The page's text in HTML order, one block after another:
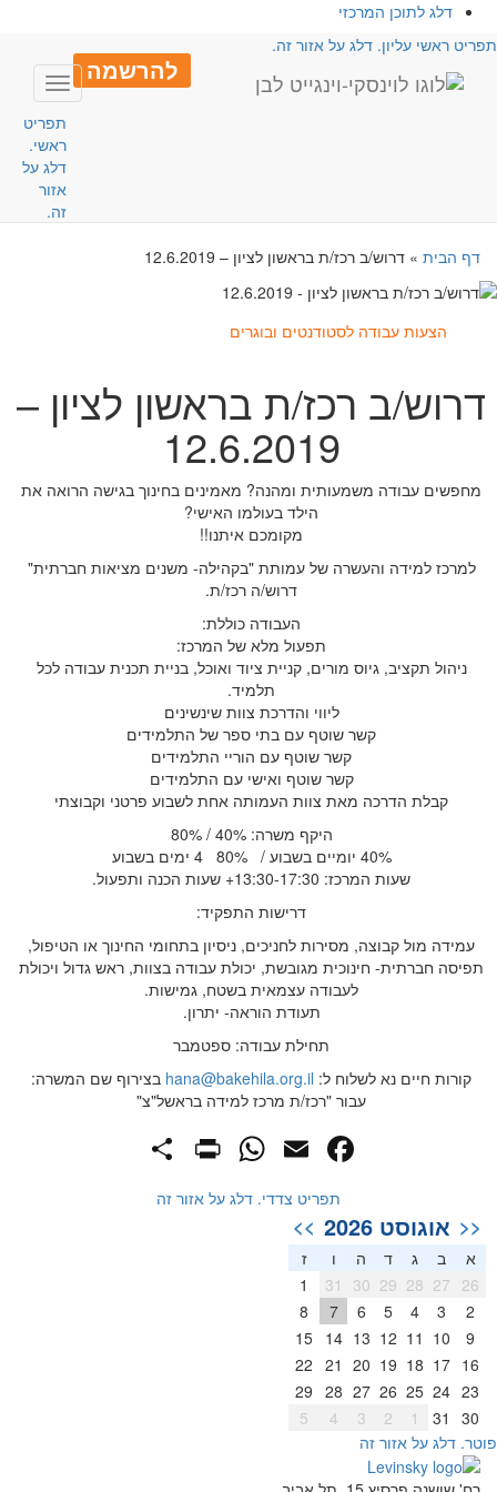
דלג לתוכן המרכזי
ראשי עליון. דלג על אזור זה.
להרשמה
Toggle
תפריט
ראשי.
דלג על
אזור
זה.
דף הבית» דרוש/ב רכז/ת בראשון לציון – 12.6.2019
הצעות עבודה לסטודנטים ובוגרים
דרוש/ב רכז/ת בראשון לציון –
12.6.2019
מחפשים עבודה משמעותית ומהנה? מאמינים בחינוך בגישה הרואה את
הילד בעולמו האישי?
מקומכם איתנו!!
למרכז למידה והעשרה של עמותת "בקהילה- משנים מציאות חברתית"
דרוש/ה רכז/ת.
העבודה כוללת:
תפעול מלא של המרכז:
ניהול תקציב, גיוס מורים, קניית ציוד ואוכל, בניית תכנית עבודה לכל
תלמיד.
ליווי והדרכת צוות שינשינים
קשר שוטף עם בתי ספר של התלמידים
קשר שוטף עם הוריי התלמידים
קשר שוטף ואישי עם התלמידים
קבלת הדרכה מאת צוות העמותה אחת לשבוע פרטני וקבוצתי
היקף משרה: 40% / 80%
40% יומיים בשבוע / 80% 4 ימים בשבוע
שעות המרכז: 13:30-17:30+ שעות הכנה ותפעול.
דרישות התפקיד:
עמידה מול קבוצה, מסירות לחניכים, ניסיון בתחומי החינוך או הטיפול,
תפיסה חברתית- חינוכית מגובשת, יכולת עבודה בצוות, ראש גדול ויכולת
לעבודה עצמאית בשטח, גמישות.
תעודת הוראה- יתרון.
תחילת עבודה: ספטמבר
קורות חיים נא לשלוח ל: hana@bakehila.org.ilבצירוף שם המשרה:
עבור "רכז/ת מרכז למידה בראשל"צ"
Facebook
Email
WhatsApp
תפריט צדדי. דלג על אזור זה
<< אוגוסט 2026 >>
א ב ג ד ה
ז
26
27
28
29
30
31
2
3
4
5
6
7
8
9
10
11
12
13
14
15
16
17
18
19
20
21
22
23
24
25
26
27
28
29
30
31
2
3
4
5
דלג על אזור זה